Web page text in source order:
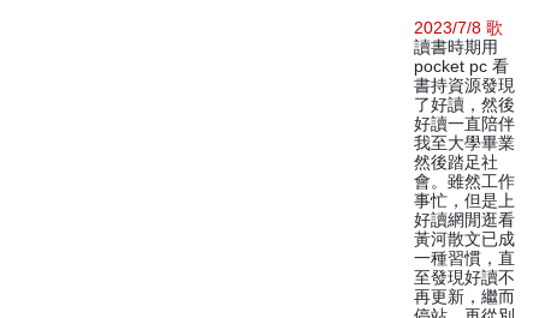
2023/7/8 歌
讀書時期用
pocket pc 看
書持資源發現
了好讀，然後
好讀一直陪伴
我至大學畢業
然後踏足社
會。雖然工作
事忙，但是上
好讀網閒逛看
黃河散文已成
一種習慣，直
至發現好讀不
再更新，繼而